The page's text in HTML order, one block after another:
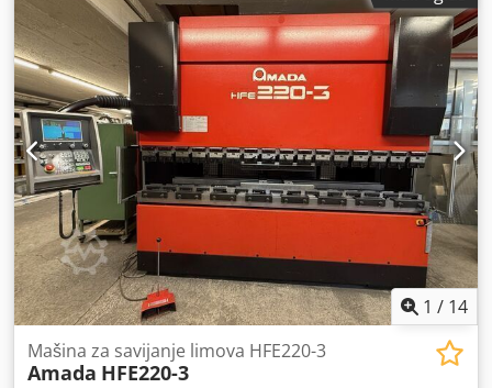
Dimenzije: 3200 x 1000 x 1000 mm Težina: cca 470 kg
1 / 14
Mašina za savijanje limova HFE220-3
Amada HFE220-3